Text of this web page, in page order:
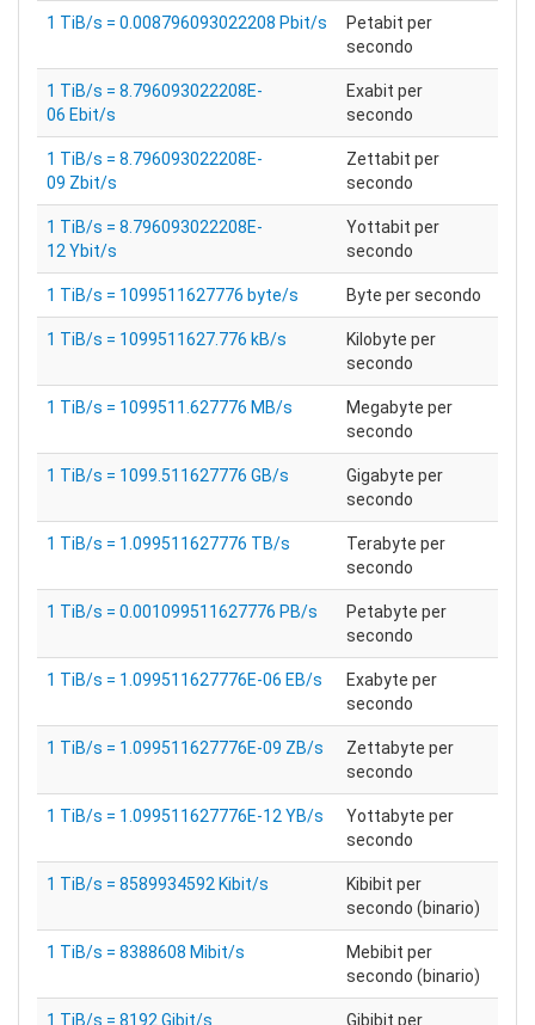
1 TiB/s = 0.008796093022208 Pbit/s
Petabit per
secondo
1 TiB/s = 8.796093022208E-
06 Ebit/s
Exabit per
secondo
1 TiB/s = 8.796093022208E-
09 Zbit/s
Zettabit per
secondo
1 TiB/s = 8.796093022208E-
12 Ybit/s
Yottabit per
secondo
1 TiB/s = 1099511627776 byte/s Byte per secondo
1 TiB/s = 1099511627.776 kB/s
Kilobyte per
secondo
1 TiB/s = 1099511.627776 MB/s
Megabyte per
secondo
1 TiB/s = 1099.511627776 GB/s
Gigabyte per
secondo
1 TiB/s = 1.099511627776 TB/s
Terabyte per
secondo
1 TiB/s = 0.001099511627776 PB/s
Petabyte per
secondo
1 TiB/s = 1.099511627776E-06 EB/s
Exabyte per
secondo
1 TiB/s = 1.099511627776E-09 ZB/s
Zettabyte per
secondo
1 TiB/s = 1.099511627776E-12 YB/s
Yottabyte per
secondo
1 TiB/s = 8589934592 Kibit/s
Kibibit per
secondo (binario)
1 TiB/s = 8388608 Mibit/s
Mebibit per
secondo (binario)
1 TiB/s = 8192 Gibit/s Gibibit per